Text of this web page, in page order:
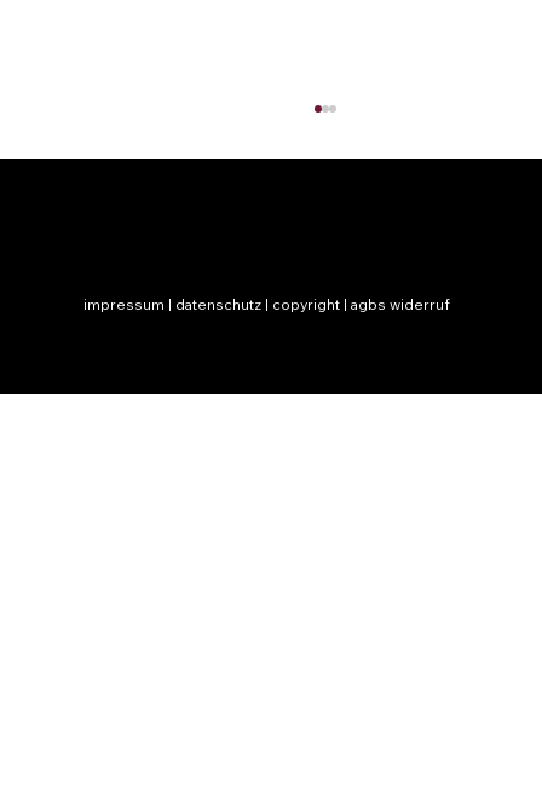
wie lange dauert die bearbeitung
impressum | datenschutz | copyright | agbs widerruf